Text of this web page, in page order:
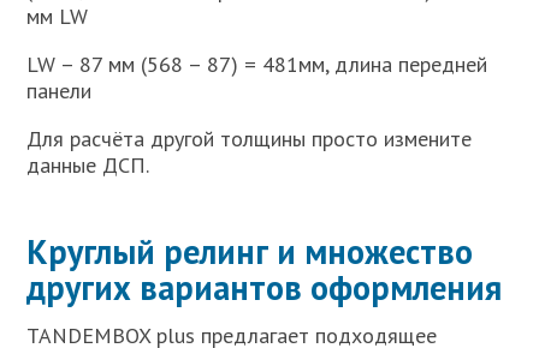
мм LW
LW – 87 мм (568 – 87) = 481мм, длина передней
панели
Для расчёта другой толщины просто измените
данные ДСП.
Круглый релинг и множество
других вариантов оформления
TANDEMBOX plus предлагает подходящее